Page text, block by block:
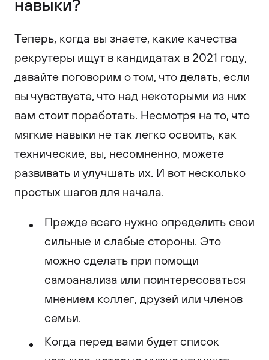
навыки?
Теперь, когда вы знаете, какие качества
рекрутеры ищут в кандидатах в 2021 году,
давайте поговорим о том, что делать, если
вы чувствуете, что над некоторыми из них
вам стоит поработать. Несмотря на то, что
мягкие навыки не так легко освоить, как
технические, вы, несомненно, можете
развивать и улучшать их. И вот несколько
простых шагов для начала.
Прежде всего нужно определить свои
сильные и слабые стороны. Это
можно сделать при помощи
самоанализа или поинтересоваться
мнением коллег, друзей или членов
семьи.
Когда перед вами будет список